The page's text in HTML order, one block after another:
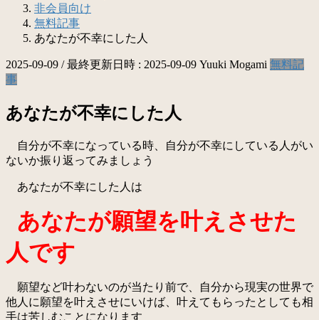
非会員向け
無料記事
あなたが不幸にした人
2025-09-09 / 最終更新日時 : 2025-09-09 Yuuki Mogami 無料記
事
あなたが不幸にした人
自分が不幸になっている時、自分が不幸にしている人がい
ないか振り返ってみましょう
あなたが不幸にした人は
あなたが願望を叶えさせた
人です
願望など叶わないのが当たり前で、自分から現実の世界で
他人に願望を叶えさせにいけば、叶えてもらったとしても相
手は苦しむことになります